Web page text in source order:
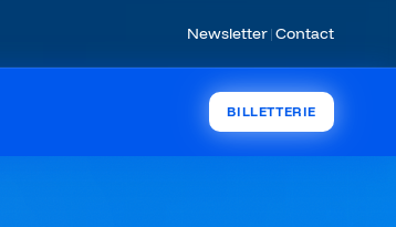
Newsletter|Contact
BILLETTERIE